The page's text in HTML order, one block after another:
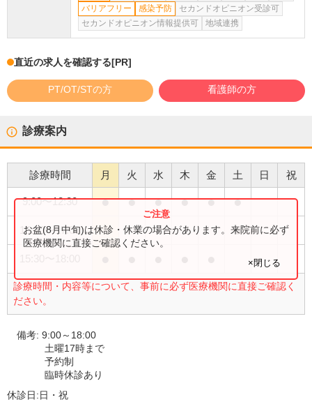
バリアフリー
感染予防
セカンドオピニオン受診可
セカンドオピニオン情報提供可
地域連携
直近の求人を確認する[PR]
PT/OT/STの方 看護師の方
診療案内
診療時間 月 火 水 木 金 土 日 祝
9:00〜12:30 ● ● ● ● ● ●
15:30〜17:00 ●
診療時間・内容等について、事前に必ず医療機関に直接ご確認く
ださい。
お盆(8月中旬)は休診・休業の場合があります。来院前に必ず
医療機関に直接ご確認ください。
×閉じる
備考:9:00～18:00
土曜17時まで
予約制
臨時休診あり
休診日:日・祝